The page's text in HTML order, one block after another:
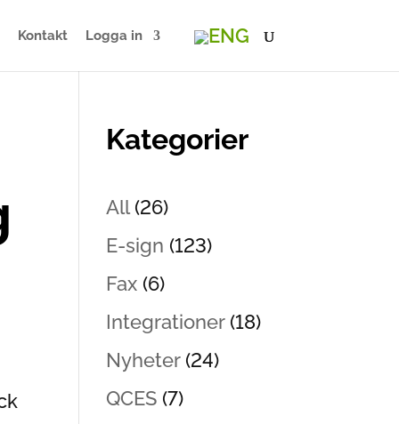
Kontakt Logga in
Kategorier
All(26)
E-sign (123)
Fax (6)
Integrationer(18)
Nyheter(24)
QCES (7)